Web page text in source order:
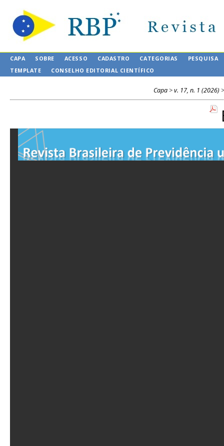
CAPA SOBRE ACESSO CADASTRO CATEGORIAS
PESQUISA
TEMPLATE
CONSELHO EDITORIAL CIENTÍFICO
Capa >v. 17, n. 1 (2026)